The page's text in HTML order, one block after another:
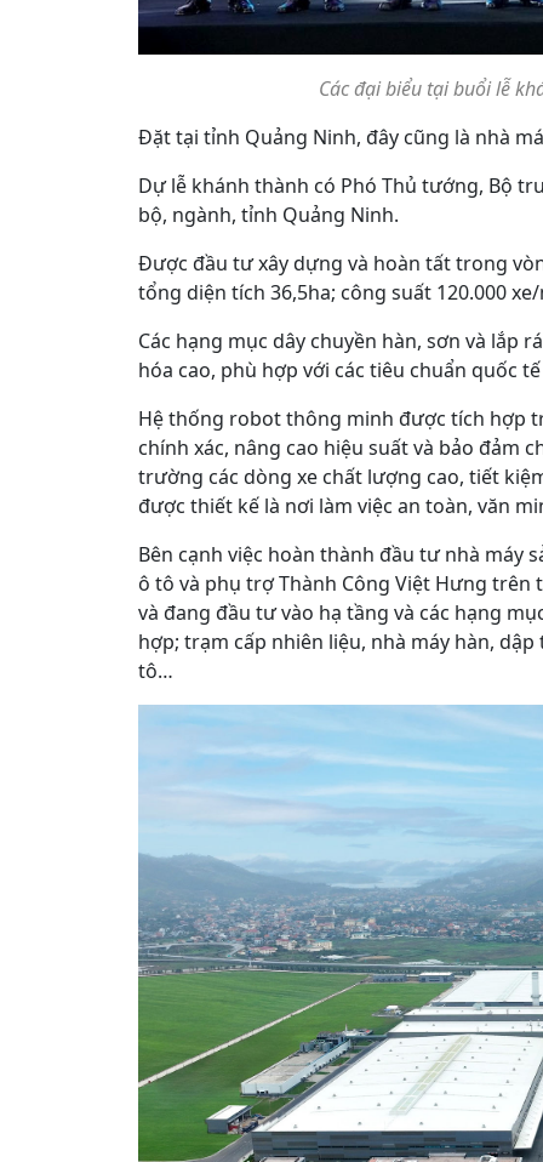
Các đại biểu tại buổi lễ
Đặt tại tỉnh Quảng Ninh, đây cũng là nhà
Dự lễ khánh thành có Phó Thủ tướng, Bộ
bộ, ngành, tỉnh Quảng Ninh.
Được đầu tư xây dựng và hoàn tất trong
tổng diện tích 36,5ha; công suất 120.000
Các hạng mục dây chuyền hàn, sơn và
hóa cao, phù hợp với các tiêu chuẩn quốc
Hệ thống robot thông minh được tích hợp
chính xác, nâng cao hiệu suất và bảo đảm
trường các dòng xe chất lượng cao, tiết
được thiết kế là nơi làm việc an toàn, văn
Bên cạnh việc hoàn thành đầu tư nhà máy
ô tô và phụ trợ Thành Công Việt Hưng trên
và đang đầu tư vào hạ tầng và các hạng
hợp; trạm cấp nhiên liệu, nhà máy hàn,
tô…